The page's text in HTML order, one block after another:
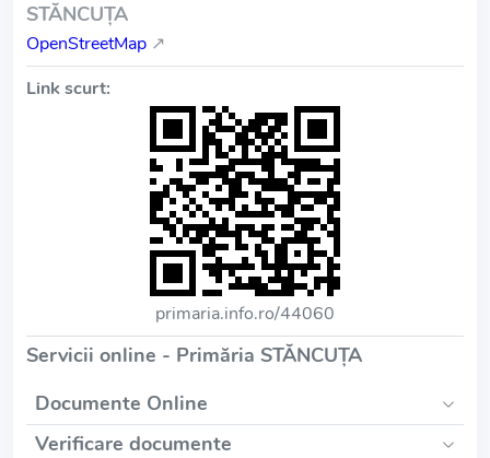
STĂNCUŢA
OpenStreetMap ↗
Link scurt:
primaria.info.ro/44060
Servicii online - Primăria STĂNCUŢA
Documente Online
Verificare documente